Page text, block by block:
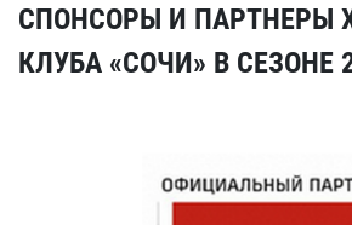
СПОНСОРЫ И ПАРТНЕРЫ
КЛУБА «СОЧИ» В СЕЗОНЕ